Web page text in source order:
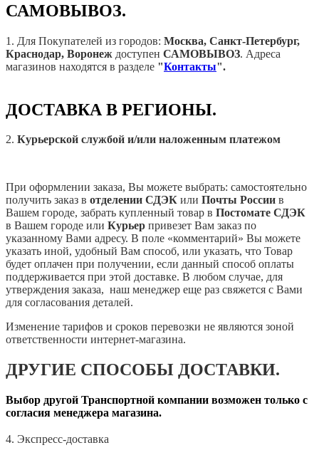
САМОВЫВОЗ.
1. Для Покупателей из городов: Москва, Санкт-Петербург,
Краснодар, Воронеж доступен САМОВЫВОЗ. Адреса
магазинов находятся в разделе "Контакты".
ДОСТАВКА В РЕГИОНЫ.
2. Курьерской службой и/или наложенным платежом
При оформлении заказа, Вы можете выбрать: самостоятельно
получить заказ в отделении СДЭК или Почты России в
Вашем городе, забрать купленный товар в Постомате СДЭК
в Вашем городе или Курьер привезет Вам заказ по
указанному Вами адресу. В поле «комментарий» Вы можете
указать иной, удобный Вам способ, или указать, что Товар
будет оплачен при получении, если данный способ оплаты
поддерживается при этой доставке. В любом случае, для
утверждения заказа, наш менеджер еще раз свяжется с Вами
для согласования деталей.
Изменение тарифов и сроков перевозки не являются зоной
ответственности интернет-магазина.
ДРУГИЕ СПОСОБЫ ДОСТАВКИ.
Выбор другой Транспортной компании возможен только с
согласия менеджера магазина.
4. Экспресс-доставка